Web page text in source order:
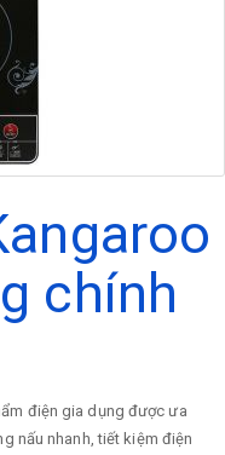
chính
điện gia dụng được ưa
nấu nhanh, tiết kiệm điện